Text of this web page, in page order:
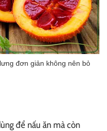
đơn giản không nên bỏ
để nấu ăn mà còn